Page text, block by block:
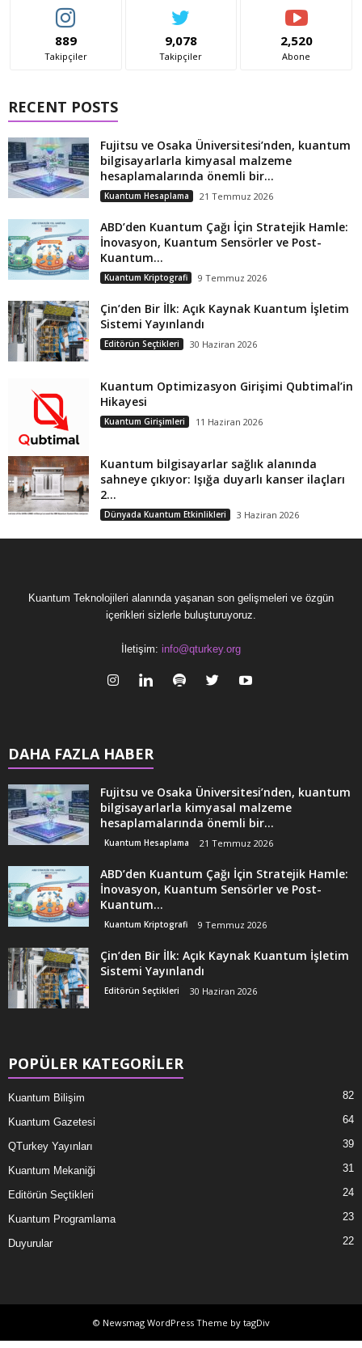
889
Takipçiler
9,078
Takipçiler
2,520
Abone
RECENT POSTS
Fujitsu ve Osaka Üniversitesi’nden, kuantum
bilgisayarlarla kimyasal malzeme
hesaplamalarında önemli bir...
Kuantum Hesaplama 21 Temmuz 2026
ABD’den Kuantum Çağı İçin Stratejik Hamle:
İnovasyon, Kuantum Sensörler ve Post-
Kuantum...
Kuantum Kriptografi 9 Temmuz 2026
Çin’den Bir İlk: Açık Kaynak Kuantum İşletim
Sistemi Yayınlandı
Editörün Seçtikleri 30 Haziran 2026
Kuantum Optimizasyon Girişimi Qubtimal’in
Hikayesi
Kuantum Girişimleri 11 Haziran 2026
Kuantum bilgisayarlar sağlık alanında
sahneye çıkıyor: Işığa duyarlı kanser ilaçları
2...
Dünyada Kuantum Etkinlikleri 3 Haziran 2026
Kuantum Teknolojileri alanında yaşanan son gelişmeleri ve özgün
içerikleri sizlerle buluşturuyoruz.
İletişim: info@qturkey.org
DAHA FAZLA HABER
Fujitsu ve Osaka Üniversitesi’nden, kuantum
bilgisayarlarla kimyasal malzeme
hesaplamalarında önemli bir...
Kuantum Hesaplama 21 Temmuz 2026
ABD’den Kuantum Çağı İçin Stratejik Hamle:
İnovasyon, Kuantum Sensörler ve Post-
Kuantum...
Kuantum Kriptografi 9 Temmuz 2026
Çin’den Bir İlk: Açık Kaynak Kuantum İşletim
Sistemi Yayınlandı
Editörün Seçtikleri 30 Haziran 2026
POPÜLER KATEGORİLER
Kuantum Bilişim 82
Kuantum Gazetesi 64
QTurkey Yayınları 39
Kuantum Mekaniği 31
Editörün Seçtikleri 24
Kuantum Programlama 23
Duyurular 22
© Newsmag WordPress Theme by tagDiv